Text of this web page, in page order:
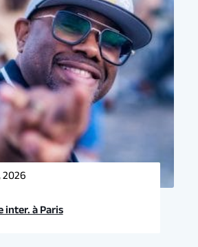
2026
inter. à Paris